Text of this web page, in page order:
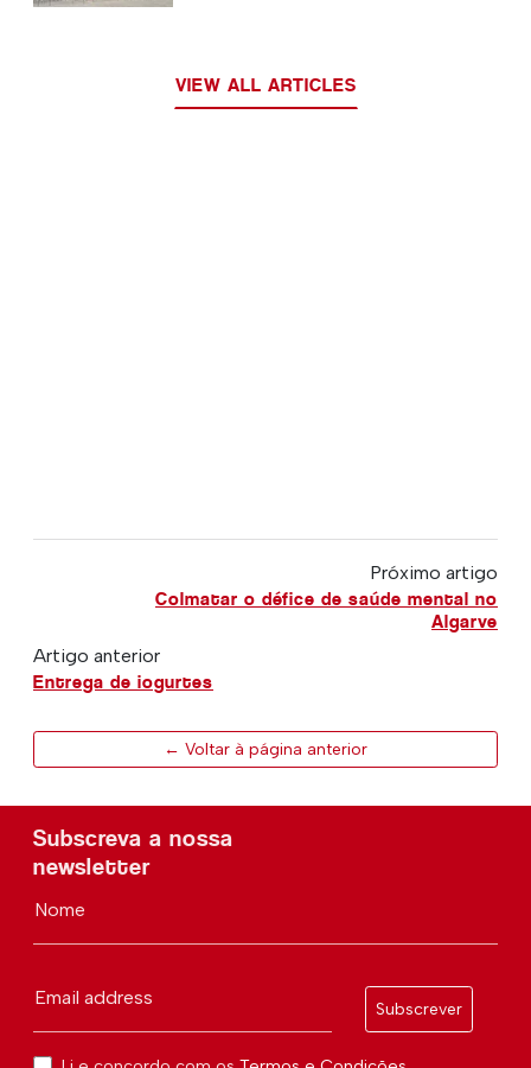
VIEW ALL ARTICLES
Próximo artigo
Colmatar o défice de saúde mental no
Algarve
Artigo anterior
Entrega de iogurtes
← Voltar à página anterior
Subscreva a nossa
newsletter
Nome
Email address
Subscrever